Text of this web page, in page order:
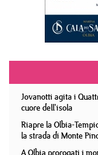
Jovanotti agita i
cuore dell'isola
Riapre la Olbia-
la strada di Monte
A Olbia prorogati i